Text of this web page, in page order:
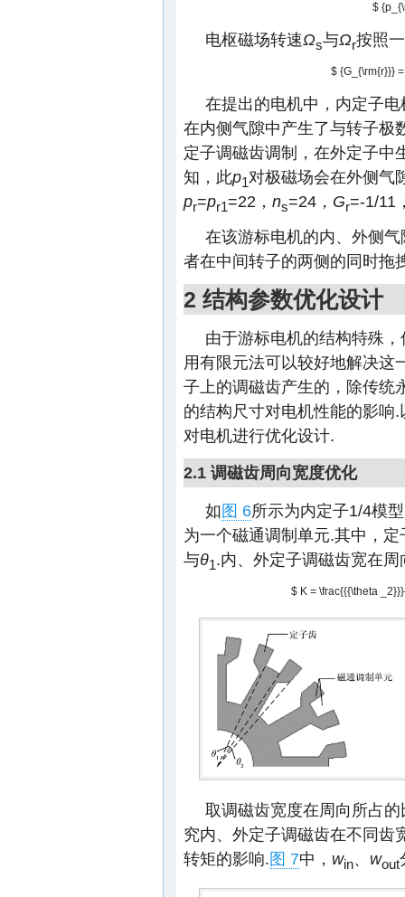
$
电枢磁场转速Ωs与Ωr按照
$ {G_{\rm{r}}}
在提出的电机中，内定子
在内侧气隙中产生了与转子极
定子调磁齿调制，在外定子中
知，此p1对极磁场会在外侧气
pr=pr1=22， ns=24， Gr=-1/11
在该游标电机的内、外侧
者在中间转子的两侧的同时拖
2 结构参数优化设计
由于游标电机的结构特殊
用有限元法可以较好地解决这
子上的调磁齿产生的，除传统
的结构尺寸对电机性能的影响
对电机进行优化设计.
2.1 调磁齿周向宽度优化
如图 6所示为内定子1/4模
为一个磁通调制单元.其中，
与θ1.内、外定子调磁齿宽在
$ K = \frac{{{\theta
取调磁齿宽度在周向所占
究内、外定子调磁齿在不同齿
转矩的影响.图 7中， win、 wout